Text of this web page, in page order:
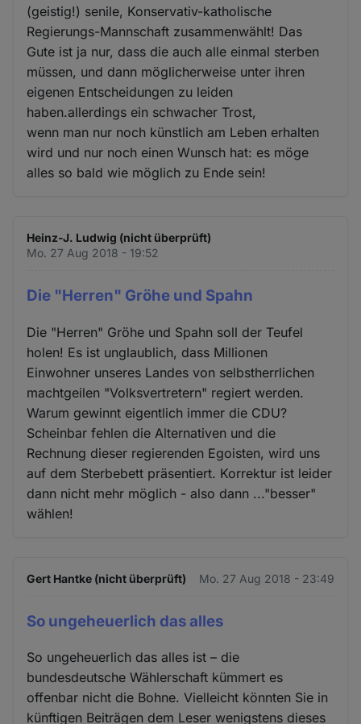
(geistig!) senile, Konservativ-katholische
Regierungs-Mannschaft zusammenwählt! Das
Gute ist ja nur, dass die auch alle einmal sterben
müssen, und dann möglicherweise unter ihren
eigenen Entscheidungen zu leiden
haben.allerdings ein schwacher Trost,
wenn man nur noch künstlich am Leben erhalten
wird und nur noch einen Wunsch hat: es möge
alles so bald wie möglich zu Ende sein!
Heinz-J. Ludwig (nicht überprüft)
Mo. 27 Aug 2018 - 19:52
Die "Herren" Gröhe und Spahn
Die "Herren" Gröhe und Spahn soll der Teufel
holen! Es ist unglaublich, dass Millionen
Einwohner unseres Landes von selbstherrlichen
machtgeilen "Volksvertretern" regiert werden.
Warum gewinnt eigentlich immer die CDU?
Scheinbar fehlen die Alternativen und die
Rechnung dieser regierenden Egoisten, wird uns
auf dem Sterbebett präsentiert. Korrektur ist leider
dann nicht mehr möglich - also dann ..."besser"
wählen!
Gert Hantke (nicht überprüft) Mo. 27 Aug 2018 - 23:49
So ungeheuerlich das alles
So ungeheuerlich das alles ist – die
bundesdeutsche Wählerschaft kümmert es
offenbar nicht die Bohne. Vielleicht könnten Sie in
künftigen Beiträgen dem Leser wenigstens dieses